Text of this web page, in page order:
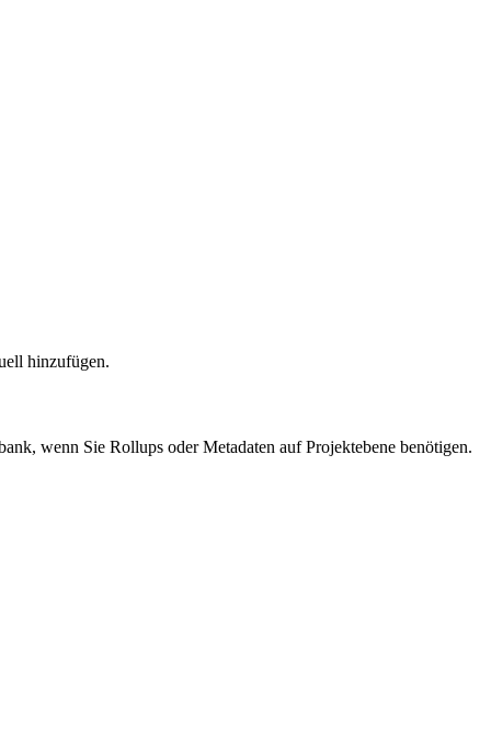
hinzufügen.
wenn Sie Rollups oder Metadaten auf Projektebene benötigen.